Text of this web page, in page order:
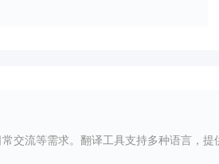
交流等需求。翻译工具支持多种语言，提